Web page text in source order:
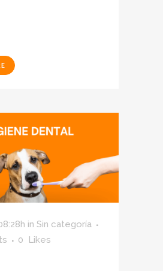
in Sin categoría
0 Likes